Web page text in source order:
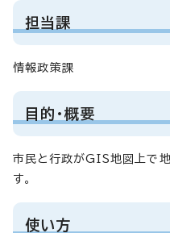
担当課
情報政策課
目的・概要
市民と行政がGIS地図上で
す。
使い方